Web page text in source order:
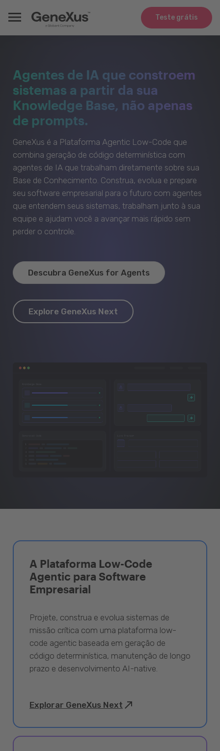
Teste grátis
Agentes de IA que constroem
sistemas a partir da sua
Knowledge Base, não apenas
de prompts.
GeneXus é a Plataforma Agentic Low-Code que
combina geração de código determinística com
agentes de IA que trabalham diretamente sobre sua
Base de Conhecimento. Construa, evolua e prepare
seu software empresarial para o futuro com agentes
que entendem seus sistemas, trabalham junto à sua
equipe e ajudam você a avançar mais rápido sem
perder o controle.
Descubra GeneXus for Agents
Explore GeneXus Next
A Plataforma Low-Code
Agentic para Software
Empresarial
Projete, construa e evolua sistemas de
missão crítica com uma plataforma low-
code agentic baseada em geração de
código determinística, manutenção de longo
prazo e desenvolvimento AI-native.
Explorar GeneXus Next